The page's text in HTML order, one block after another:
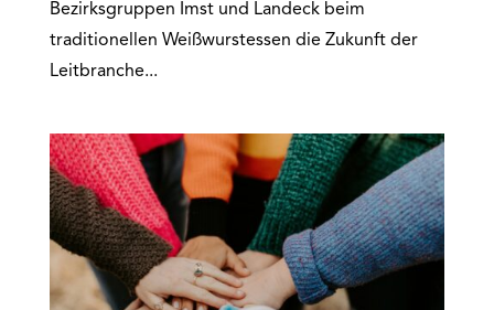
Bezirksgruppen Imst und Landeck beim
traditionellen Weißwurstessen die Zukunft der
Leitbranche...